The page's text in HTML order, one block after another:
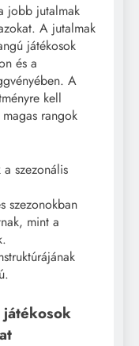
jobb jutalmak
A jutalmak
játékosok
és a
A
kell
rangok
szezonális
szezonokban
mint a